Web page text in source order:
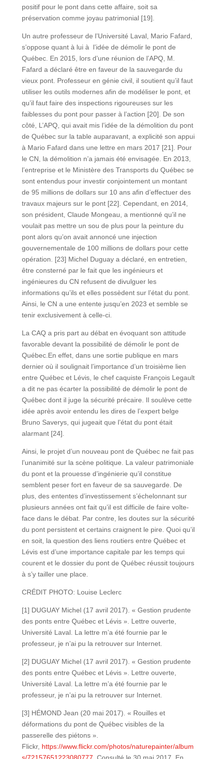
positif pour le pont dans cette affaire, soit sa
préservation comme joyau patrimonial [19].
Un autre professeur de l’Université Laval, Mario Fafard,
s’oppose quant à lui à l’idée de démolir le pont de
Québec. En 2015, lors d’une réunion de l’APQ, M.
Fafard a déclaré être en faveur de la sauvegarde du
vieux pont. Professeur en génie civil, il soutient qu’il faut
utiliser les outils modernes afin de modéliser le pont, et
qu’il faut faire des inspections rigoureuses sur les
faiblesses du pont pour passer à l’action [20]. De son
côté, L’APQ, qui avait mis l’idée de la démolition du pont
de Québec sur la table auparavant, a explicité son appui
à Mario Fafard dans une lettre en mars 2017 [21]. Pour
le CN, la démolition n’a jamais été envisagée. En 2013,
l’entreprise et le Ministère des Transports du Québec se
sont entendus pour investir conjointement un montant
de 95 millions de dollars sur 10 ans afin d’effectuer des
travaux majeurs sur le pont [22]. Cependant, en 2014,
son président, Claude Mongeau, a mentionné qu’il ne
voulait pas mettre un sou de plus pour la peinture du
pont alors qu’on avait annoncé une injection
gouvernementale de 100 millions de dollars pour cette
opération. [23] Michel Duguay a déclaré, en entretien,
être consterné par le fait que les ingénieurs et
ingénieures du CN refusent de divulguer les
informations qu’ils et elles possèdent sur l’état du pont.
Ainsi, le CN a une entente jusqu’en 2023 et semble se
tenir exclusivement à celle-ci.
La CAQ a pris part au débat en évoquant son attitude
favorable devant la possibilité de démolir le pont de
Québec.En effet, dans une sortie publique en mars
dernier où il soulignait l’importance d’un troisième lien
entre Québec et Lévis, le chef caquiste François Legault
a dit ne pas écarter la possibilité de démolir le pont de
Québec dont il juge la sécurité précaire. Il soulève cette
idée après avoir entendu les dires de l’expert belge
Bruno Saverys, qui jugeait que l’état du pont était
alarmant [24].
Ainsi, le projet d’un nouveau pont de Québec ne fait pas
l’unanimité sur la scène politique. La valeur patrimoniale
du pont et la prouesse d’ingénierie qu’il constitue
semblent peser fort en faveur de sa sauvegarde. De
plus, des ententes d’investissement s’échelonnant sur
plusieurs années ont fait qu’il est difficile de faire volte-
face dans le débat. Par contre, les doutes sur la sécurité
du pont persistent et certains craignent le pire. Quoi qu’il
en soit, la question des liens routiers entre Québec et
Lévis est d’une importance capitale par les temps qui
courent et le dossier du pont de Québec réussit toujours
à s’y tailler une place.
CRÉDIT PHOTO: Louise Leclerc
[1] DUGUAY Michel (17 avril 2017). « Gestion prudente
des ponts entre Québec et Lévis ». Lettre ouverte,
Université Laval. La lettre m’a été fournie par le
professeur, je n’ai pu la retrouver sur Internet.
[2] DUGUAY Michel (17 avril 2017). « Gestion prudente
des ponts entre Québec et Lévis ». Lettre ouverte,
Université Laval. La lettre m’a été fournie par le
professeur, je n’ai pu la retrouver sur Internet.
[3] HÉMOND Jean (20 mai 2017). « Rouilles et
déformations du pont de Québec visibles de la
passerelle des piétons ».
Flickr, https://www.flickr.com/photos/naturepainter/album